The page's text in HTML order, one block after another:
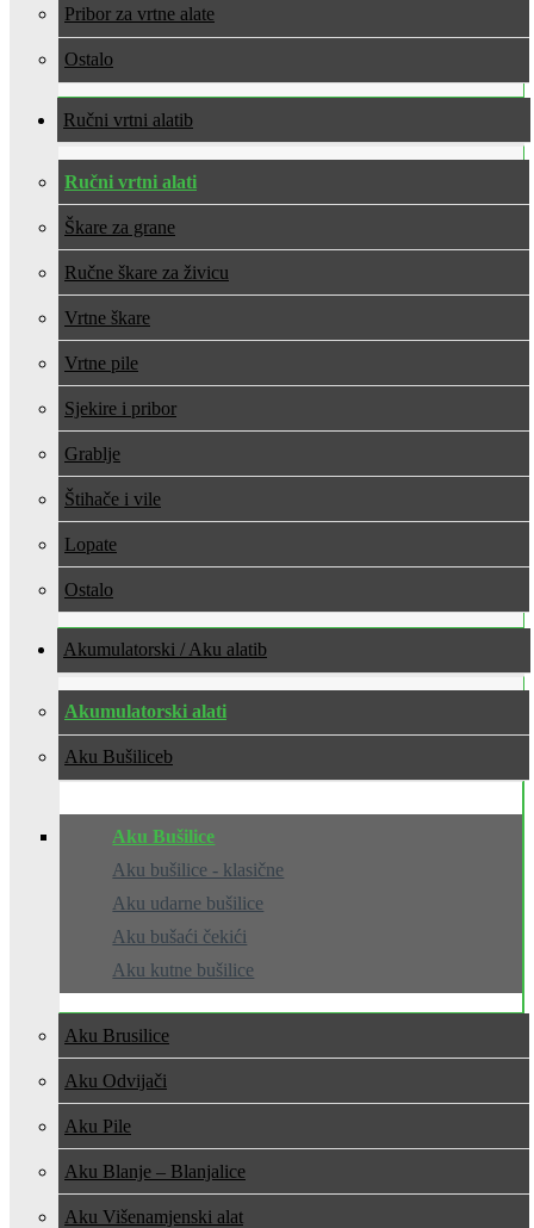
Pribor za vrtne alate
Ostalo
Ručni vrtni alati
Ručni vrtni alati
Škare za grane
Ručne škare za živicu
Vrtne škare
Vrtne pile
Sjekire i pribor
Grablje
Štihače i vile
Lopate
Ostalo
Akumulatorski / Aku alati
Akumulatorski alati
Aku Bušilice
Aku Bušilice
Aku bušilice - klasične
Aku udarne bušilice
Aku bušaći čekići
Aku kutne bušilice
Aku Brusilice
Aku Odvijači
Aku Pile
Aku Blanje – Blanjalice
Aku Višenamjenski alat